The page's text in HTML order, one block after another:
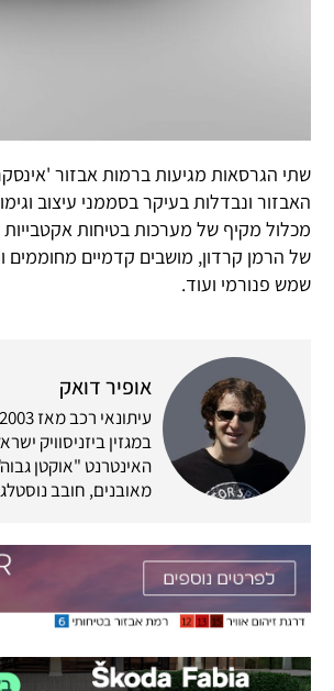
האבזור ונבדלות בעיקר בסממני עיצוב
שמש פנורמי ועוד.
אופיר דואק
במגזין ביזניסוויק
האינטרנט "אוקטן
מאובנים, חובב